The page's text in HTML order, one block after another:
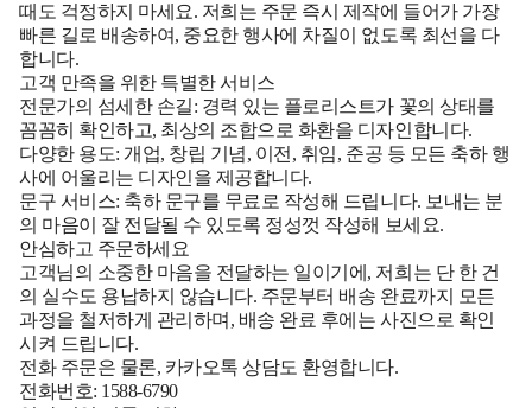
때도 걱정하지 마세요. 저희는 주문 즉시 제작에 들어가 가장
빠른 길로 배송하여, 중요한 행사에 차질이 없도록 최선을 다
합니다.
고객 만족을 위한 특별한 서비스
전문가의 섬세한 손길: 경력 있는 플로리스트가 꽃의 상태를
꼼꼼히 확인하고, 최상의 조합으로 화환을 디자인합니다.
다양한 용도: 개업, 창립 기념, 이전, 취임, 준공 등 모든 축하 행
사에 어울리는 디자인을 제공합니다.
문구 서비스: 축하 문구를 무료로 작성해 드립니다. 보내는 분
의 마음이 잘 전달될 수 있도록 정성껏 작성해 보세요.
안심하고 주문하세요
고객님의 소중한 마음을 전달하는 일이기에, 저희는 단 한 건
의 실수도 용납하지 않습니다. 주문부터 배송 완료까지 모든
과정을 철저하게 관리하며, 배송 완료 후에는 사진으로 확인
시켜 드립니다.
전화 주문은 물론, 카카오톡 상담도 환영합니다.
전화번호: 1588-6790